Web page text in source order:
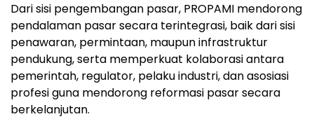
Dari sisi pengembangan pasar, PROPAMI mendorong
pendalaman pasar secara terintegrasi, baik dari sisi
penawaran, permintaan, maupun infrastruktur
pendukung, serta memperkuat kolaborasi antara
pemerintah, regulator, pelaku industri, dan asosiasi
profesi guna mendorong reformasi pasar secara
berkelanjutan.